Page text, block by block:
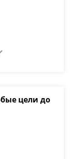
цели до